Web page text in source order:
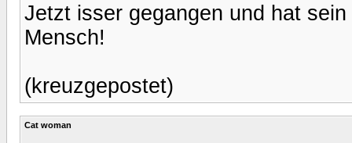
Jetzt isser gegangen und hat
Mensch!
(kreuzgepostet)
Cat woman